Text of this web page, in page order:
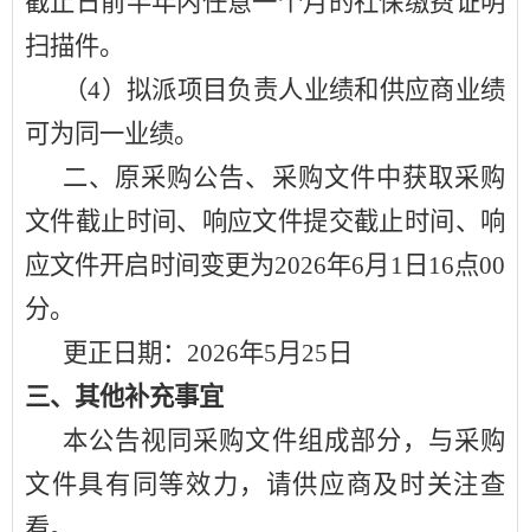
扫描件。
（4）拟派项目负责人业绩和供应商业绩
可为同一业绩。
二、原采购公告、采购文件中获取采购
文件截止时间、响应文件提交截止时间、响
应文件开启时间变更为2026年6月 1 日 16点00
分。
更正日期： 2026年5月 25 日
三、其他补充事宜
本公告视同采购文件组成部分，与采购
文件具有同等效力，请供应商及时关注查